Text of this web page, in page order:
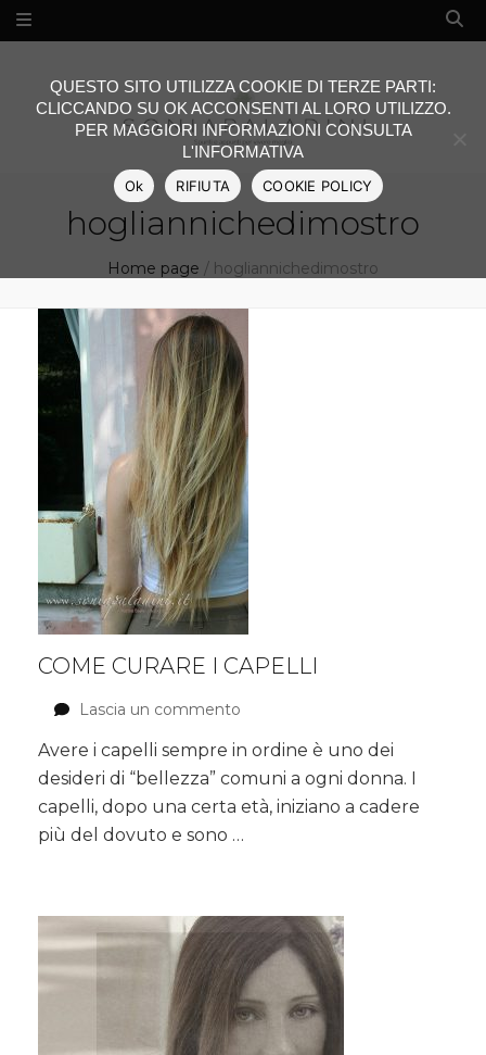
hogliannichedimostro
Home page / hogliannichedimostro
COME CURARE I CAPELLI
Lascia un commento
CURARE
I
CAPELLI
Avere i capelli sempre in ordine è uno dei
desideri di “bellezza” comuni a ogni donna. I
capelli, dopo una certa età, iniziano a cadere
più del dovuto e sono …
QUESTO SITO UTILIZZA COOKIE DI TERZE PARTI:
CLICCANDO SU OK ACCONSENTI AL LORO UTILIZZO.
PER MAGGIORI INFORMAZIONI CONSULTA
L'INFORMATIVA
Ok RIFIUTA COOKIE POLICY